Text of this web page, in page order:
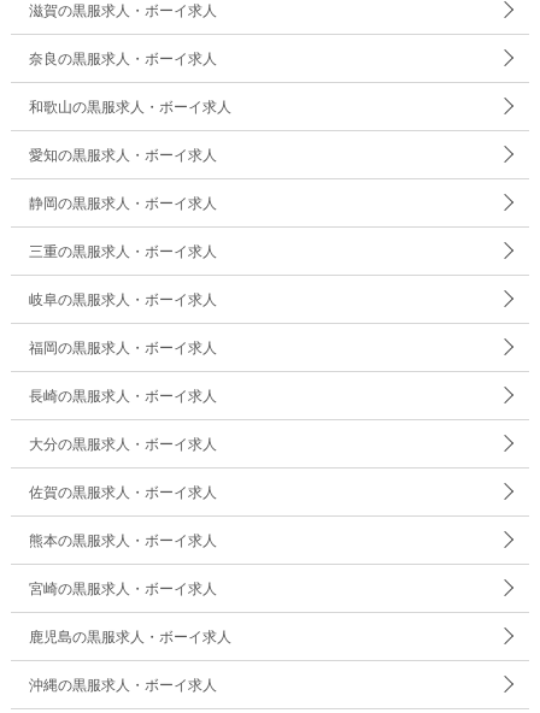
滋賀の黒服求人・ボーイ求人
奈良の黒服求人・ボーイ求人
和歌山の黒服求人・ボーイ求人
愛知の黒服求人・ボーイ求人
静岡の黒服求人・ボーイ求人
三重の黒服求人・ボーイ求人
岐阜の黒服求人・ボーイ求人
福岡の黒服求人・ボーイ求人
長崎の黒服求人・ボーイ求人
大分の黒服求人・ボーイ求人
佐賀の黒服求人・ボーイ求人
熊本の黒服求人・ボーイ求人
宮崎の黒服求人・ボーイ求人
鹿児島の黒服求人・ボーイ求人
沖縄の黒服求人・ボーイ求人